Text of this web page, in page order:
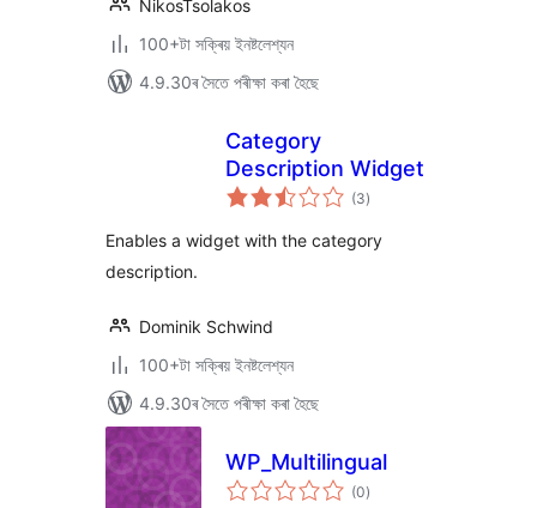
NikosTsolakos
100+টা সক্ৰিয় ইনষ্টলেশ্যন
4.9.30ৰ সৈতে পৰীক্ষা কৰা হৈছে
Category
Description Widget
(3টা
মুঠ)
Enables a widget with the category
description.
Dominik Schwind
100+টা সক্ৰিয় ইনষ্টলেশ্যন
4.9.30ৰ সৈতে পৰীক্ষা কৰা হৈছে
WP_Multilingual
(0টা
মুঠ)